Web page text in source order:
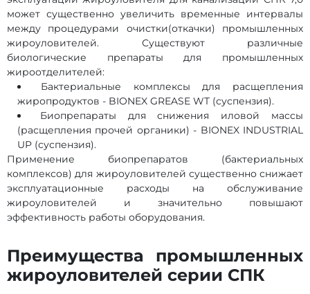
может существенно увеличить временные интервалы
между процедурами очистки(откачки) промышленных
жироуловителей. Существуют различные
биологические препараты для промышленных
жироотделителей:
Бактериальные комплексы для расщепления
жиропродуктов - BIONEX GREASE WT (суспензия).
Биопрепараты для снижения иловой массы
(расщепления прочей органики) - BIONEX INDUSTRIAL
UP (суспензия).
Применение биопрепаратов (бактериальных
комплексов) для жироуловителей существенно снижает
эксплуатационные расходы на обслуживание
жироуловителей и значительно повышают
эффективность работы оборудования.
Преимущества промышленных
жироуловителей серии СПК